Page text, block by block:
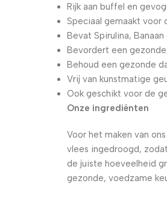
Rijk aan buffel en
Speciaal gemaakt voor
Bevat Spirulina,
Bevordert een
Behoud een gezonde
Vrij van kunstmatige
Ook geschikt voor de
Onze ingrediënten
Voor het maken van
vlees ingedroogd,
de juiste hoeveelheid
gezonde, voedzame